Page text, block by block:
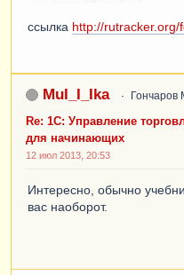
ссылка http://
MuI_I_Ika Гончаров
Re: 1С: Управление
для начинающих
12 июл 2013, 20:53
Интересно, обычно
вас наоборот.